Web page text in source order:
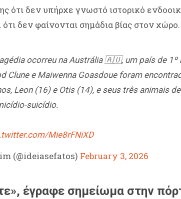
ότι δεν υπήρχε γνωστό ιστορικό
ότι δεν φαίνονται σημάδια βίας στον χώρο.
ocorreu na Austrália 🇦🇺, um país de 1º
Clune e Maiwenna Goasdoue foram
Leon (16) e Otis (14), e seus três animais
suicídio.
Mie8rFNiXD
(@ideiasefatos) February 3, 2026
έγραφε σημείωμα στην